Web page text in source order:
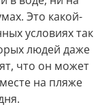
Это какой-
условиях так
людей даже
что он может
на пляже